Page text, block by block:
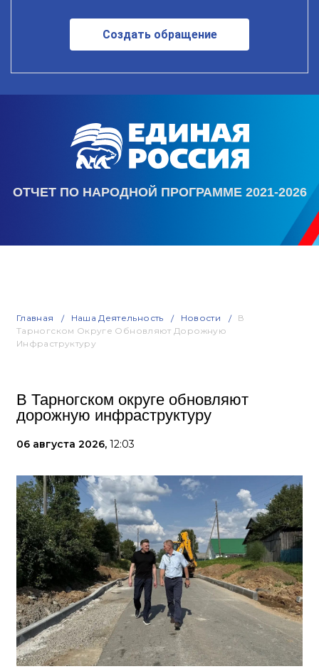
Создать обращение
ОТЧЕТ ПО НАРОДНОЙ ПРОГРАММЕ 2021-2026
Главная Наша Деятельность Новости
В
Тарногском Округе Обновляют Дорожную
Инфраструктуру
В Тарногском округе обновляют
дорожную инфраструктуру
06 августа 2026, 12:03